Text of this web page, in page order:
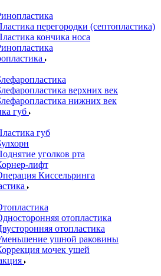
перегородки (септопластика)
кончика носа
верхних век
нижних век
губ
губ
уголков рта
лифт
Киссельринга
отопластика
отопластика
ушной раковины
мочек ушей